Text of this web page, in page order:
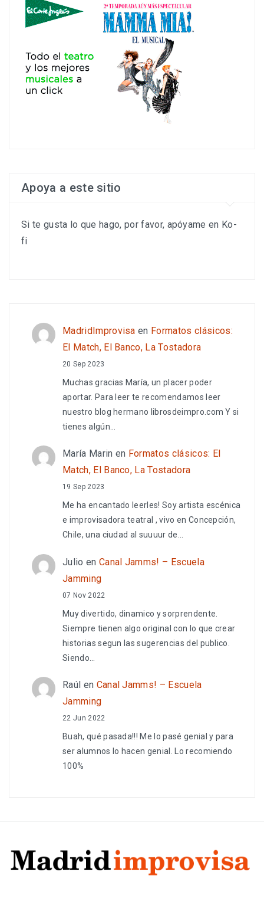
Apoya a este sitio
Si te gusta lo que hago, por favor, apóyame en Ko-
fi
MadridImprovisa en Formatos clásicos:
El Match, El Banco, La Tostadora
20 Sep 2023
Muchas gracias María, un placer poder
aportar. Para leer te recomendamos leer
nuestro blog hermano librosdeimpro.com Y si
tienes algún…
María Marin en Formatos clásicos: El
Match, El Banco, La Tostadora
19 Sep 2023
Me ha encantado leerles! Soy artista escénica
e improvisadora teatral , vivo en Concepción,
Chile, una ciudad al suuuur de…
Julio en Canal Jamms! – Escuela
Jamming
07 Nov 2022
Muy divertido, dinamico y sorprendente.
Siempre tienen algo original con lo que crear
historias segun las sugerencias del publico.
Siendo…
Raúl en Canal Jamms! – Escuela
Jamming
22 Jun 2022
Buah, qué pasada!!! Me lo pasé genial y para
ser alumnos lo hacen genial. Lo recomiendo
100%